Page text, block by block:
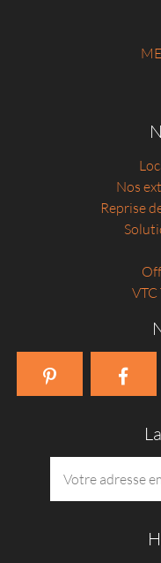
Nos
Reprise